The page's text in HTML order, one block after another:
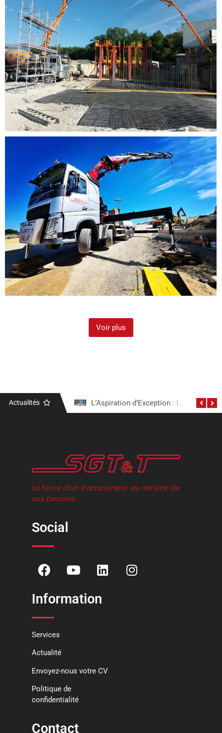
Voir plus
Actualités L’Aspiration d’Exception : Le Camion Excavation Aspiratrice
La force d’un transporteur au service de
vos besoins
Social
Information
Services
Actualité
Envoyez-nous votre CV
Politique de
confidentialité
Contact